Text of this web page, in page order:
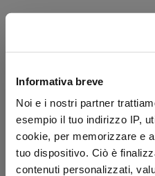
Informativa breve
Noi e i nostri partner
esempio il tuo indirizzo IP,
cookie, per memorizzare e
tuo dispositivo. Ciò è
contenuti personalizzati,